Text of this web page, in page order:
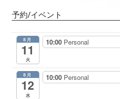
シ
ョ
ン
ド
バ
予約/イベント
8月
11
火
10:00 Personal
8月
12
水
10:00 Personal